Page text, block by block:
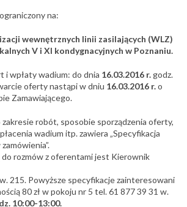
na:
wewnętrznych linii zasilających (WLZ)
V i XI kondygnacyjnych w Poznaniu.
i wpłaty wadium: do dnia 16.03.2016 r. godz.
oferty nastąpi w dniu 16.03.2016 r.o
Zamawiającego.
zakresie robót, sposobie sporządzenia oferty,
wadium itp. zawiera „Specyfikacja
rozmów z oferentami jest Kierownik
215. Powyższe specyfikacje zainteresowani
80 zł w pokoju nr 5 tel. 61 877 39 31 w.
10:00-13:00.